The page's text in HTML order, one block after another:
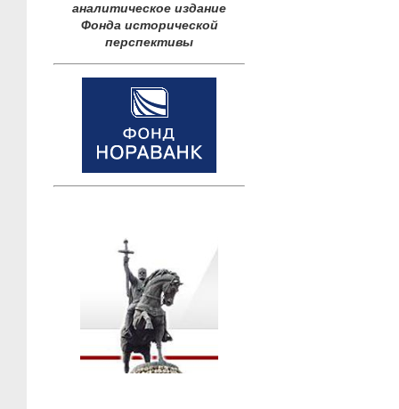
аналитическое издание
Фонда исторической
перспективы